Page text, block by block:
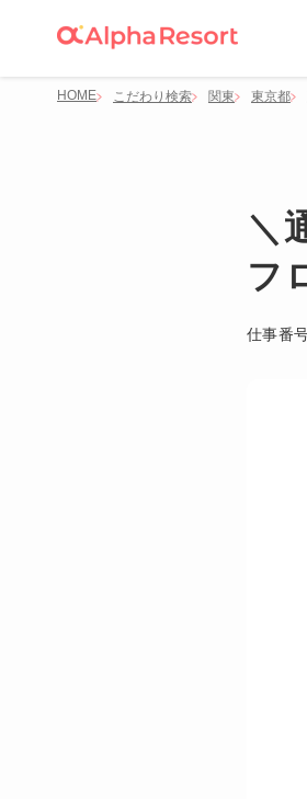
HOME こだわり検索 関東 東京都
＼
フ
仕事番号